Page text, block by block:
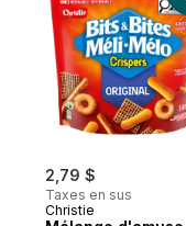
2,79 $
Taxes en sus
Christie